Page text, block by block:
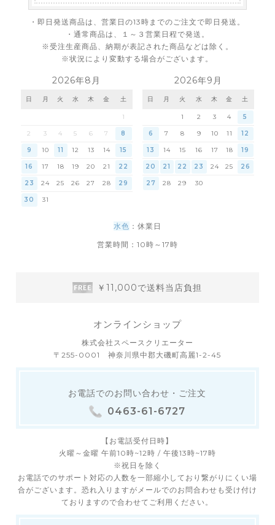
・即日発送商品は、営業日の13時までのご注文で即日発送。
・通常商品は、１～３営業日程で発送。
※受注生産商品、納期が表記された商品などは除く。
※状況により変動する場合がございます。
2026年8月
日 月 火 水 木 金 土
1
2 3 4 5 6 7 8
9 10 11 12 13 14 15
16 17 18 19 20 21 22
23 24 25 26 27 28 29
30 31
2026年9月
日 月 火 水 木 金 土
1 2 3 4 5
6 7 8 9 10 11 12
13 14 15 16 17 18 19
20 21 22 23 24 25 26
27 28 29 30
水色 ：休業日
営業時間：10時～17時
￥11,000で送料当店負担
オンラインショップ
株式会社スペースクリエーター
〒255-0001 神奈川県中郡大磯町高麗1-2-45
お電話でのお問い合わせ・ご注文
0463-61-6727
【お電話受付日時】
火曜～金曜 午前10時~12時 / 午後13時~17時
※祝日を除く
お電話でのサポート対応の人数を一部縮小しており繋がりにくい場
合がございます。恐れ入りますがメールでのお問合わせも受け付け
ておりますので合わせてご利用ください。